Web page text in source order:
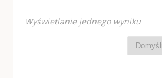
Wyświetlanie jednego wyniku